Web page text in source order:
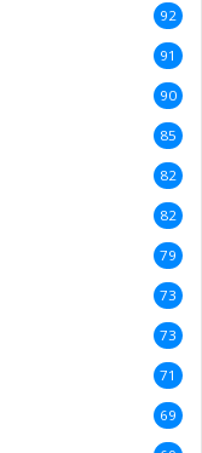
92
91
90
85
82
82
79
73
73
71
69